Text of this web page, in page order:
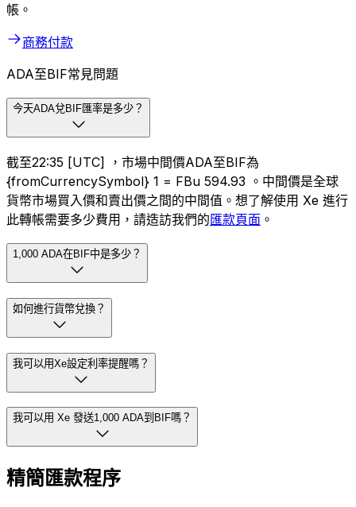
帳。
商務付款
ADA至BIF常見問題
今天ADA兌BIF匯率是多少？
截至22:35 [UTC] ，市場中間價ADA至BIF為
{fromCurrencySymbol} 1 = FBu 594.93 。中間價是全球
貨幣市場買入價和賣出價之間的中間值。想了解使用 Xe 進行
此轉帳需要多少費用，請造訪我們的匯款頁面 。
1,000 ADA在BIF中是多少？
如何進行貨幣兌換？
我可以用Xe設定利率提醒嗎？
我可以用 Xe 發送1,000 ADA到BIF嗎？
精簡匯款程序